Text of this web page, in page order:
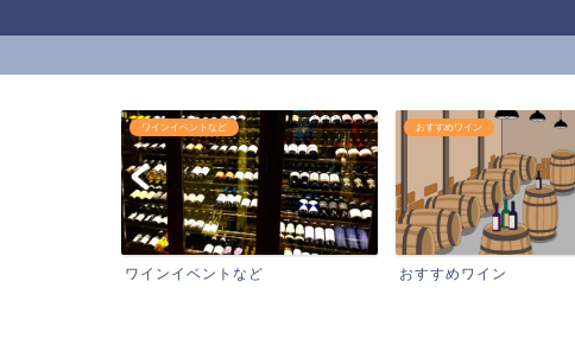
おすすめワイン
おすすめワイン
ワインショップ
ワインショップ